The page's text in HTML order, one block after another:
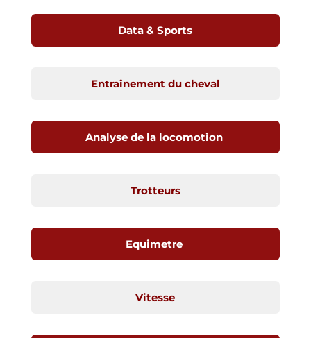
Data & Sports
Entraînement du cheval
Analyse de la locomotion
Trotteurs
Equimetre
Vitesse